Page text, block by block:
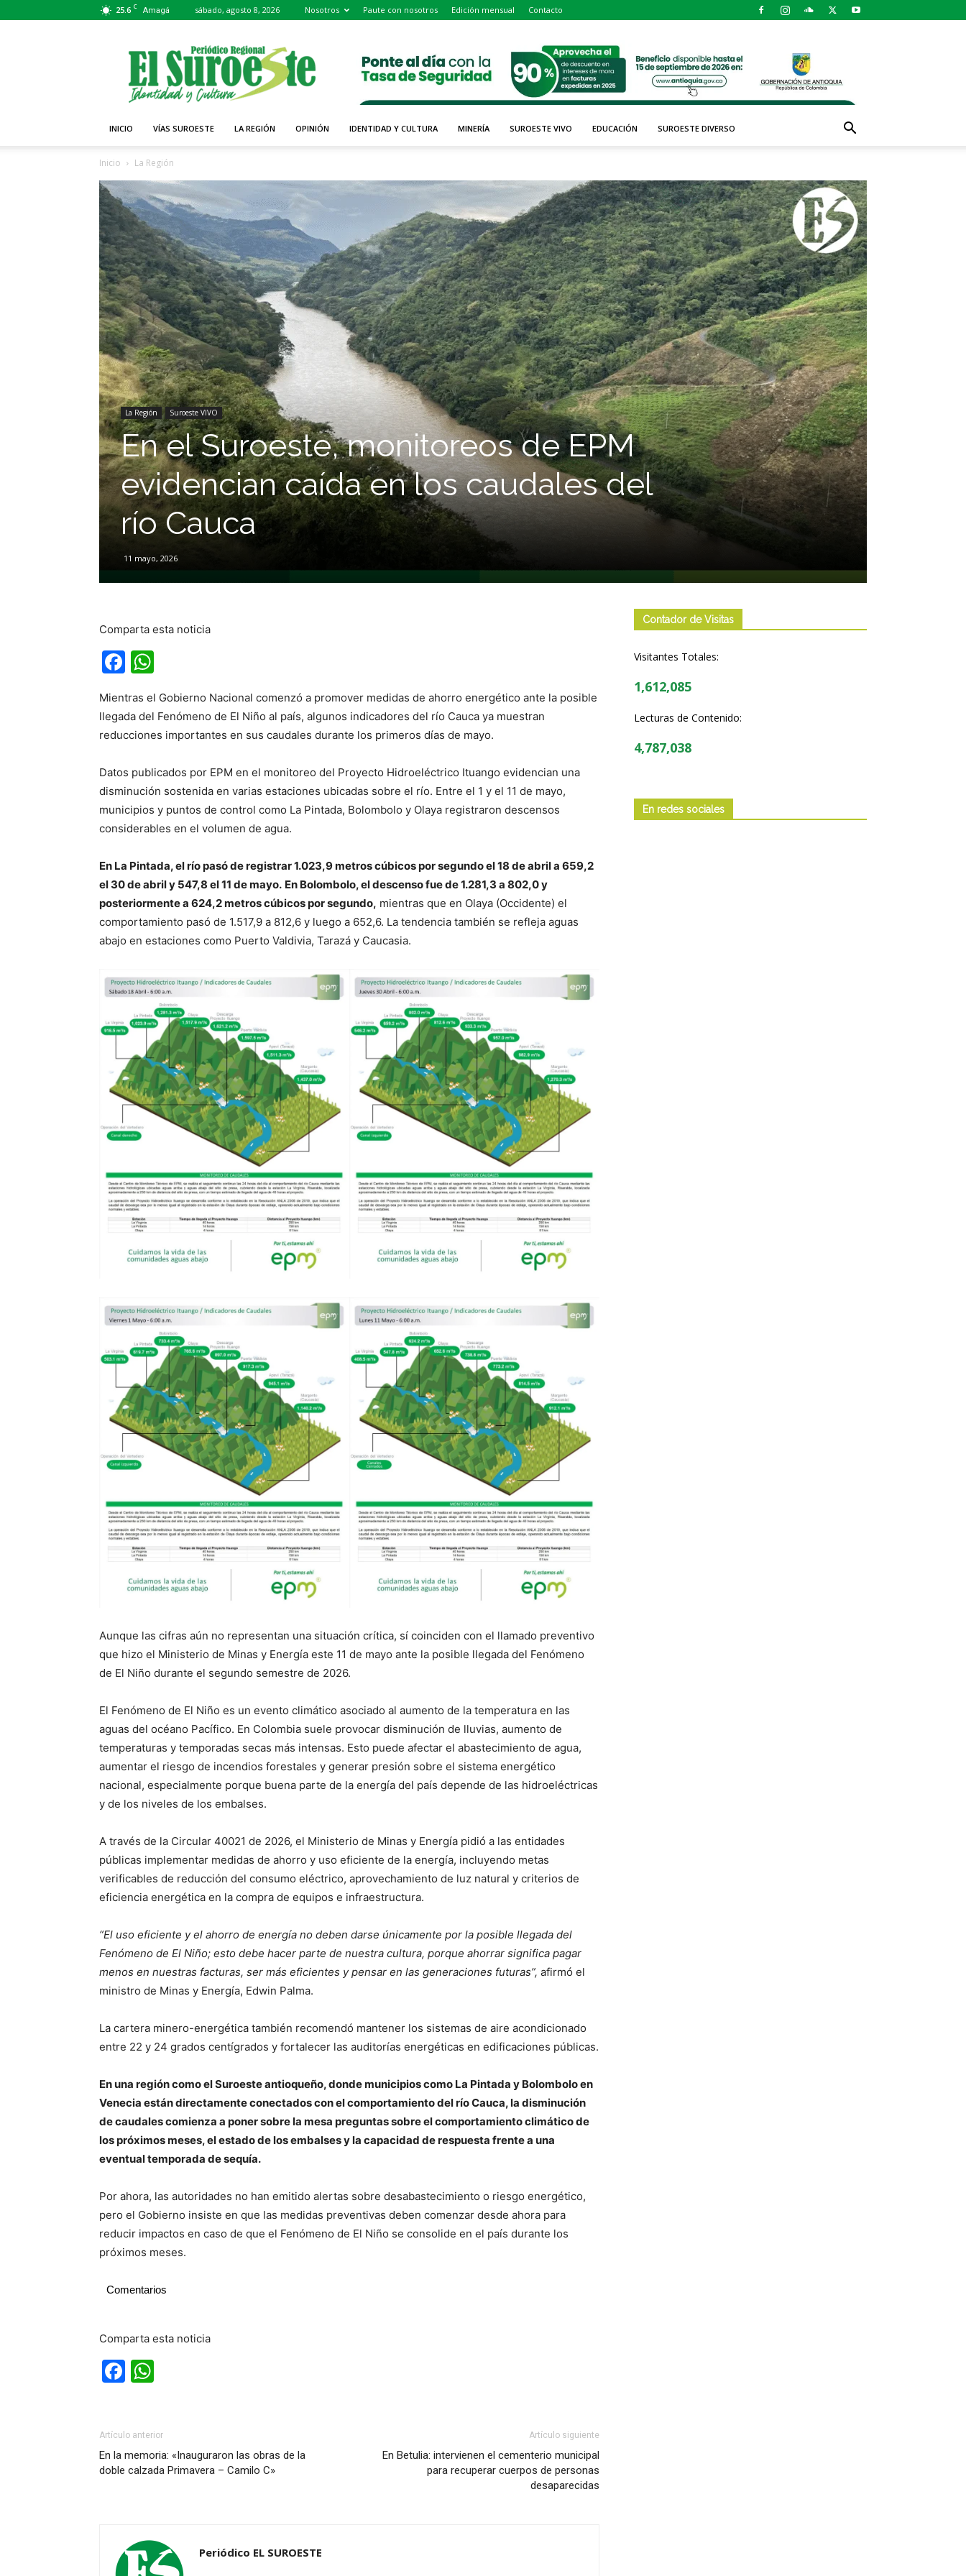
25.6 C Amagá sábado, agosto 8, 2026 Nosotros Paute con nosotros Edición mensual Contacto
Periódico
El
Suroeste
INICIO VÍAS SUROESTE LA REGIÓN OPINIÓN IDENTIDAD Y CULTURA MINERÍA SUROESTE VIVO EDUCACIÓN SUROESTE DIVERSO
Inicio La Región
La Región Suroeste VIVO
En el Suroeste, monitoreos de EPM
evidencian caída en los caudales del
río Cauca
11 mayo, 2026
Comparta esta noticia
Facebook
Mientras el Gobierno Nacional comenzó a promover medidas de ahorro energético ante la posible
llegada del Fenómeno de El Niño al país, algunos indicadores del río Cauca ya muestran
reducciones importantes en sus caudales durante los primeros días de mayo.
Datos publicados por EPM en el monitoreo del Proyecto Hidroeléctrico Ituango evidencian una
disminución sostenida en varias estaciones ubicadas sobre el río. Entre el 1 y el 11 de mayo,
municipios y puntos de control como La Pintada, Bolombolo y Olaya registraron descensos
considerables en el volumen de agua.
En La Pintada, el río pasó de registrar 1.023,9 metros cúbicos por segundo el 18 de abril a 659,2
el 30 de abril y 547,8 el 11 de mayo. En Bolombolo, el descenso fue de 1.281,3 a 802,0 y
posteriormente a 624,2 metros cúbicos por segundo, mientras que en Olaya (Occidente) el
comportamiento pasó de 1.517,9 a 812,6 y luego a 652,6. La tendencia también se refleja aguas
abajo en estaciones como Puerto Valdivia, Tarazá y Caucasia.
Aunque las cifras aún no representan una situación crítica, sí coinciden con el llamado preventivo
que hizo el Ministerio de Minas y Energía este 11 de mayo ante la posible llegada del Fenómeno
de El Niño durante el segundo semestre de 2026.
El Fenómeno de El Niño es un evento climático asociado al aumento de la temperatura en las
aguas del océano Pacífico. En Colombia suele provocar disminución de lluvias, aumento de
temperaturas y temporadas secas más intensas. Esto puede afectar el abastecimiento de agua,
aumentar el riesgo de incendios forestales y generar presión sobre el sistema energético
nacional, especialmente porque buena parte de la energía del país depende de las hidroeléctricas
y de los niveles de los embalses.
A través de la Circular 40021 de 2026, el Ministerio de Minas y Energía pidió a las entidades
públicas implementar medidas de ahorro y uso eficiente de la energía, incluyendo metas
verificables de reducción del consumo eléctrico, aprovechamiento de luz natural y criterios de
eficiencia energética en la compra de equipos e infraestructura.
“El uso eficiente y el ahorro de energía no deben darse únicamente por la posible llegada del
Fenómeno de El Niño; esto debe hacer parte de nuestra cultura, porque ahorrar significa pagar
menos en nuestras facturas, ser más eficientes y pensar en las generaciones futuras”, afirmó el
ministro de Minas y Energía, Edwin Palma.
La cartera minero-energética también recomendó mantener los sistemas de aire acondicionado
entre 22 y 24 grados centígrados y fortalecer las auditorías energéticas en edificaciones públicas.
En una región como el Suroeste antioqueño, donde municipios como La Pintada y Bolombolo en
Venecia están directamente conectados con el comportamiento del río Cauca, la disminución
de caudales comienza a poner sobre la mesa preguntas sobre el comportamiento climático de
los próximos meses, el estado de los embalses y la capacidad de respuesta frente a una
eventual temporada de sequía.
Por ahora, las autoridades no han emitido alertas sobre desabastecimiento o riesgo energético,
pero el Gobierno insiste en que las medidas preventivas deben comenzar desde ahora para
reducir impactos en caso de que el Fenómeno de El Niño se consolide en el país durante los
próximos meses.
Comentarios
Comparta esta noticia
Facebook
Artículo anterior
En la memoria: «Inauguraron las obras de la
doble calzada Primavera – Camilo C»
Artículo siguiente
En Betulia: intervienen el cementerio municipal
para recuperar cuerpos de personas
desaparecidas
Periódico EL SUROESTE
Contador de Visitas
Visitantes Totales:
1,612,085
Lecturas de Contenido:
4,787,038
En redes sociales